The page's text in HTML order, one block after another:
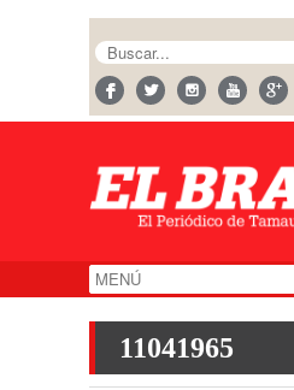
11041965